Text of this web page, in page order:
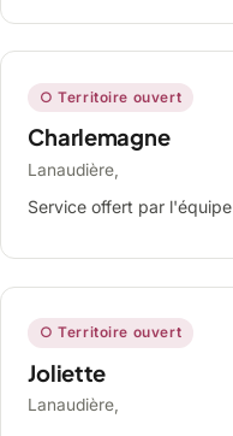
○ Territoire ouvert
Charlemagne
Lanaudière,
Service offert par
○ Territoire ouvert
Joliette
Lanaudière,